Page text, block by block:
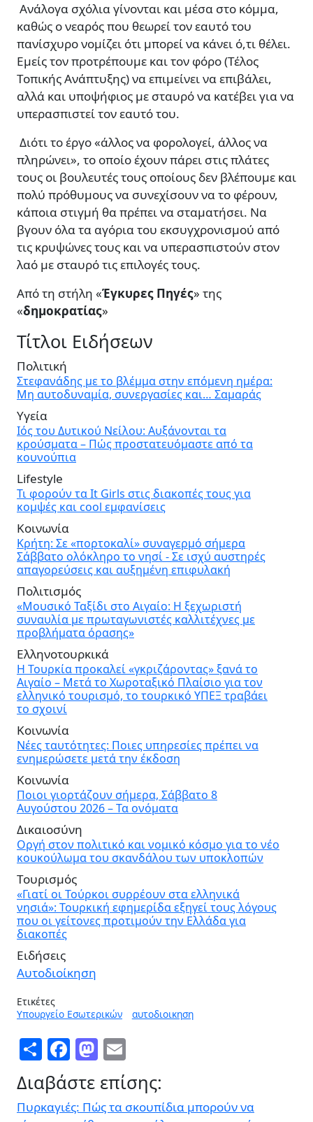
Ανάλογα σχόλια γίνονται και μέσα στο κόμμα,
καθώς ο νεαρός που θεωρεί τον εαυτό του
πανίσχυρο νομίζει ότι μπορεί να κάνει ό,τι θέλει.
Εμείς τον προτρέπουμε και τον φόρο (Τέλος
Τοπικής Ανάπτυξης) να επιμείνει να επιβάλει,
αλλά και υποψήφιος με σταυρό να κατέβει για να
υπερασπιστεί τον εαυτό του.
Διότι το έργο «άλλος να φορολογεί, άλλος να
πληρώνει», το οποίο έχουν πάρει στις πλάτες
τους οι βουλευτές τους οποίους δεν βλέπουμε και
πολύ πρόθυμους να συνεχίσουν να το φέρουν,
κάποια στιγμή θα πρέπει να σταματήσει. Να
βγουν όλα τα αγόρια του εκσυγχρονισμού από
τις κρυψώνες τους και να υπερασπιστούν στον
λαό με σταυρό τις επιλογές τους.
Από τη στήλη «Έγκυρες Πηγές» της
«δημοκρατίας»
Τίτλοι Ειδήσεων
Πολιτική
Στεφανάδης με το βλέμμα στην επόμενη ημέρα:
Μη αυτοδυναμία, συνεργασίες και… Σαμαράς
Υγεία
Ιός του Δυτικού Νείλου: Αυξάνονται τα
κρούσματα – Πώς προστατευόμαστε από τα
κουνούπια
Lifestyle
Τι φορούν τα It Girls στις διακοπές τους για
κομψές και cool εμφανίσεις
Κοινωνία
Κρήτη: Σε «πορτοκαλί» συναγερμό σήμερα
Σάββατο ολόκληρο το νησί - Σε ισχύ αυστηρές
απαγορεύσεις και αυξημένη επιφυλακή
Πολιτισμός
«Μουσικό Ταξίδι στο Αιγαίο: Η ξεχωριστή
συναυλία με πρωταγωνιστές καλλιτέχνες με
προβλήματα όρασης»
Ελληνοτουρκικά
Η Τουρκία προκαλεί «γκριζάροντας» ξανά το
Αιγαίο – Μετά το Χωροταξικό Πλαίσιο για τον
ελληνικό τουρισμό, το τουρκικό ΥΠΕΞ τραβάει
το σχοινί
Κοινωνία
Νέες ταυτότητες: Ποιες υπηρεσίες πρέπει να
ενημερώσετε μετά την έκδοση
Κοινωνία
Ποιοι γιορτάζουν σήμερα, Σάββατο 8
Αυγούστου 2026 – Τα ονόματα
Δικαιοσύνη
Οργή στον πολιτικό και νομικό κόσμο για το νέο
κουκούλωμα του σκανδάλου των υποκλοπών
Τουρισμός
«Γιατί οι Τούρκοι συρρέουν στα ελληνικά
νησιά»: Τουρκική εφημερίδα εξηγεί τους λόγους
που οι γείτονες προτιμούν την Ελλάδα για
διακοπές
Ειδήσεις
Αυτοδιοίκηση
Ετικέτες
Υπουργείο Εσωτερικών
αυτοδιοικηση
ShareFacebook
Mastodon
Διαβάστε επίσης:
Πυρκαγιές: Πώς τα σκουπίδια μπορούν να